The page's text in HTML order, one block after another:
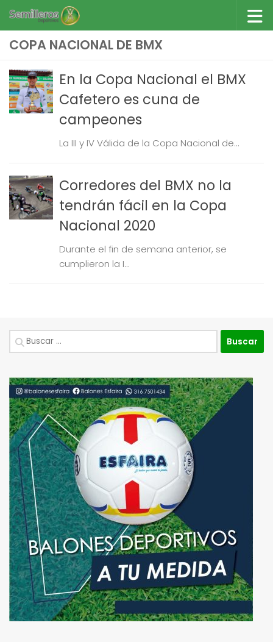
Saltar al contenido
COPA NACIONAL DE BMX
En la Copa Nacional el BMX
Cafetero es cuna de
campeones
La III y IV Válida de la Copa Nacional de...
Corredores del BMX no la
tendrán fácil en la Copa
Nacional 2020
Durante el fin de semana anterior, se
cumplieron la I...
Buscar: